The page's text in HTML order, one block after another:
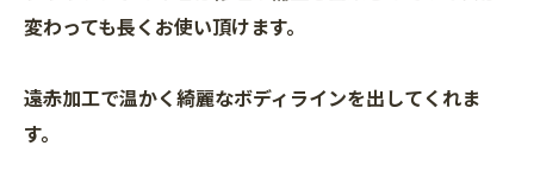
変わっても長くお使い頂けます。
遠赤加工で温かく綺麗なボディラインを出してくれま
す。